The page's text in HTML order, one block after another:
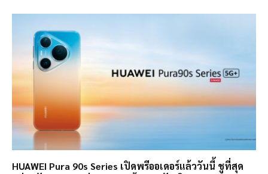
HUAWEI Pura 90s Series เปิดพรีออเดอร์แล้ววันนี้ ชูที่สุด